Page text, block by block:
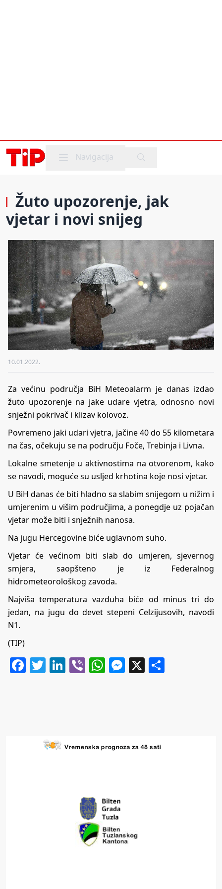
Mobile menu
Navigacija
Žuto upozorenje, jak
vjetar i novi snijeg
10.01.2022.
Za većinu područja BiH Meteoalarm je danas izdao
žuto upozorenje na jake udare vjetra, odnosno novi
snježni pokrivač i klizav kolovoz.
Povremeno jaki udari vjetra, jačine 40 do 55 kilometara
na čas, očekuju se na području Foče, Trebinja i Livna.
Lokalne smetenje u aktivnostima na otvorenom, kako
se navodi, moguće su usljed krhotina koje nosi vjetar.
U BiH danas će biti hladno sa slabim snijegom u nižim i
umjerenim u višim područjima, a ponegdje uz pojačan
vjetar može biti i snježnih nanosa.
Na jugu Hercegovine biće uglavnom suho.
Vjetar će većinom biti slab do umjeren, sjevernog
smjera, saopšteno je iz Federalnog
hidrometeorološkog zavoda.
Najviša temperatura vazduha biće od minus tri do
jedan, na jugu do devet stepeni Celzijusovih, navodi
N1.
(TIP)
Facebook
Twitter
LinkedIn
ViberWhatsApp
Messenger
X